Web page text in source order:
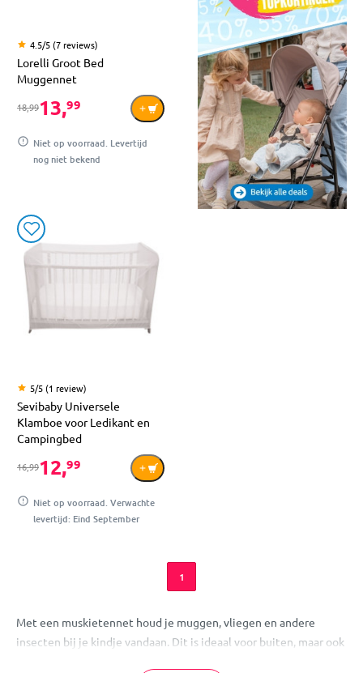
4.5/5 (7 reviews)
Lorelli Groot Bed
Muggennet
18,9913,99
Niet op voorraad. Levertijd
nog niet bekend
5/5 (1 review)
Sevibaby Universele
Klamboe voor Ledikant en
Campingbed
16,9912,99
Niet op voorraad. Verwachte
levertijd: Eind September
1
Met een muskietennet houd je muggen, vliegen en andere
insecten bij je kindje vandaan. Dit is ideaal voor buiten, maar ook